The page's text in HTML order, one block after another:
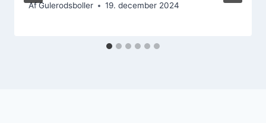
AfGulerodsboller 19. december 2024